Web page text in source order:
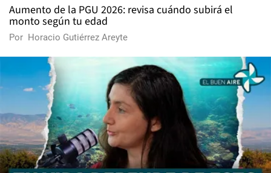
Aumento de la PGU 2026: revisa cuándo subirá el
monto según tu edad
Por Horacio Gutiérrez Areyte